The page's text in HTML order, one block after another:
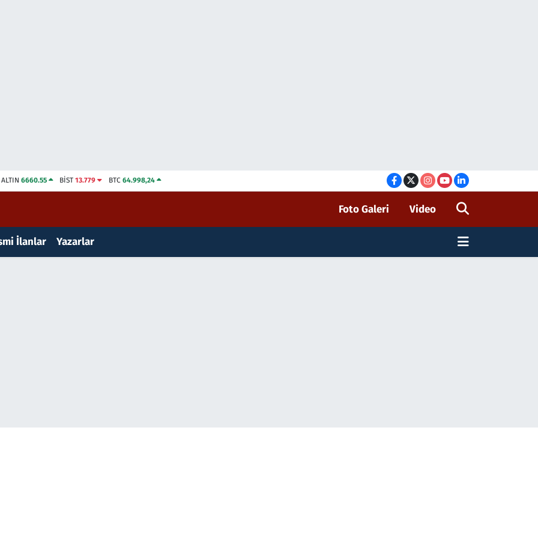
ALTIN 6660.55 BİST13.779 BTC 64.998,24
Foto Galeri Video
İlanlar Yazarlar